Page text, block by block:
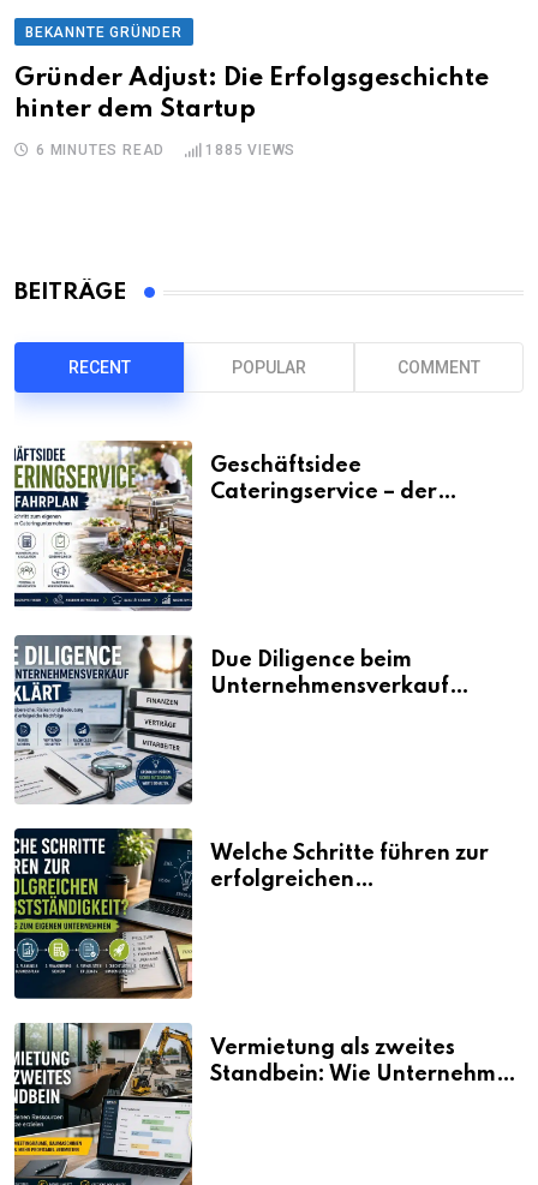
BEKANNTE GRÜNDER
Gründer Adjust: Die Erfolgsgeschichte
hinter dem Startup
6 MINUTES READ 1885 VIEWS
BEITRÄGE
RECENT POPULAR COMMENT
Geschäftsidee
Cateringservice – der
Due Diligence beim
Unternehmensverkauf
Welche Schritte führen zur
erfolgreichen
Vermietung als zweites
Standbein: Wie Unternehmen